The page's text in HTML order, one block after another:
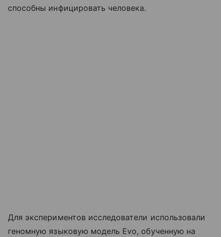
способны инфицировать человека.
Для экспериментов исследователи использовали
геномную языковую модель Evo, обученную на